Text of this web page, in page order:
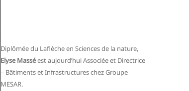
Diplômée du Laflèche en Sciences de la nature,
Elyse Masséest aujourd’hui Associée et Directrice
– Bâtiments et Infrastructures chez Groupe
MESAR.